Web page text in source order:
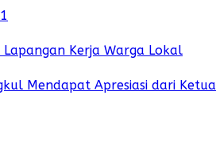
Kerja Warga Lokal
Mendapat Apresiasi dari